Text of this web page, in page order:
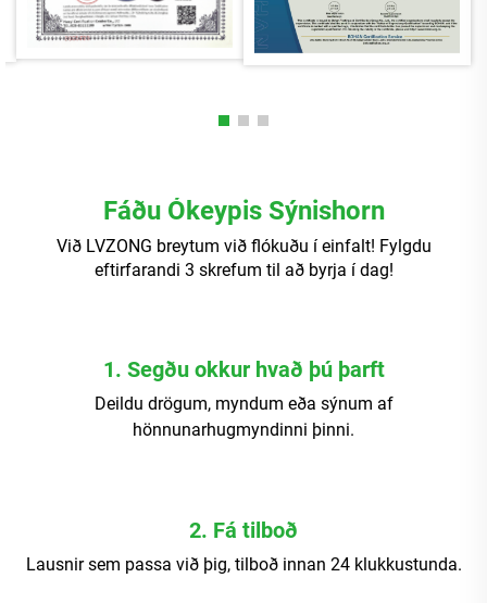
Fáðu Ókeypis Sýnishorn
Við LVZONG breytum við flókuðu í einfalt! Fylgdu
eftirfarandi 3 skrefum til að byrja í dag!
1. Segðu okkur hvað þú þarft
Deildu drögum, myndum eða sýnum af
hönnunarhugmyndinni þinni.
2. Fá tilboð
Lausnir sem passa við þig, tilboð innan 24 klukkustunda.